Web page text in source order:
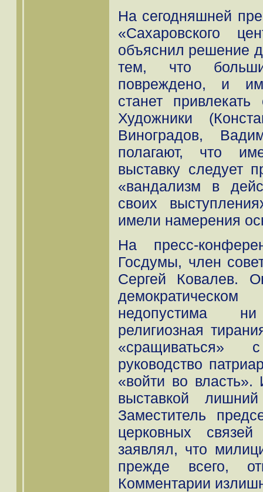
На сегодняшней
«Сахаровского
объяснил решение
тем, что
повреждено, и
станет
Художники
Виноградов,
полагают, что
выставку следует
«вандализм в
своих
имели намерения
На пресс-
Госдумы, член
Сергей Ковалев.
недопустима
религиозная
«сращиваться»
руководство
«войти во власть».
выставкой
Заместитель
церковных
заявлял, что
прежде всего,
Комментарии